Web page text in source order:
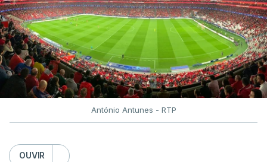
António Antunes - RTP
OUVIR